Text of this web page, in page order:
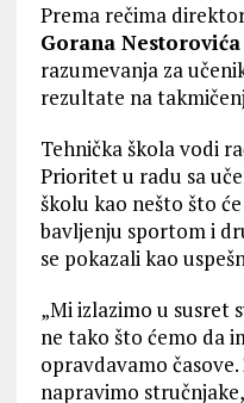
Prema rečima
Gorana Nestorovića
razumevanja za
rezultate na
Tehnička škola vodi
Prioritet u radu sa
školu kao nešto što
bavljenju sportom i
se pokazali kao
„Mi izlazimo u susret
ne tako što ćemo da
opravdavamo
napravimo